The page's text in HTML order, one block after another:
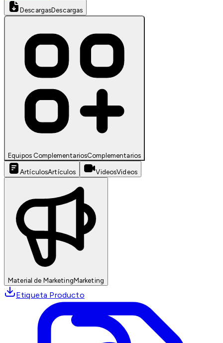
DescargasDescargas
Equipos ComplementariosComplementarios
ArtículosArtículos VideosVideos
Material de MarketingMarketing
Etiqueta Producto